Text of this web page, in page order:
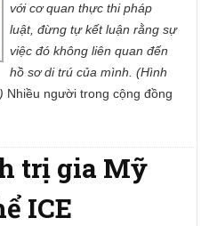
với cơ quan thực thi pháp
luật, đừng tự kết luận rằng sự
việc đó không liên quan đến
hồ sơ di trú của mình. (Hình
Nhiều người trong cộng đồng
trị gia Mỹ
ICE